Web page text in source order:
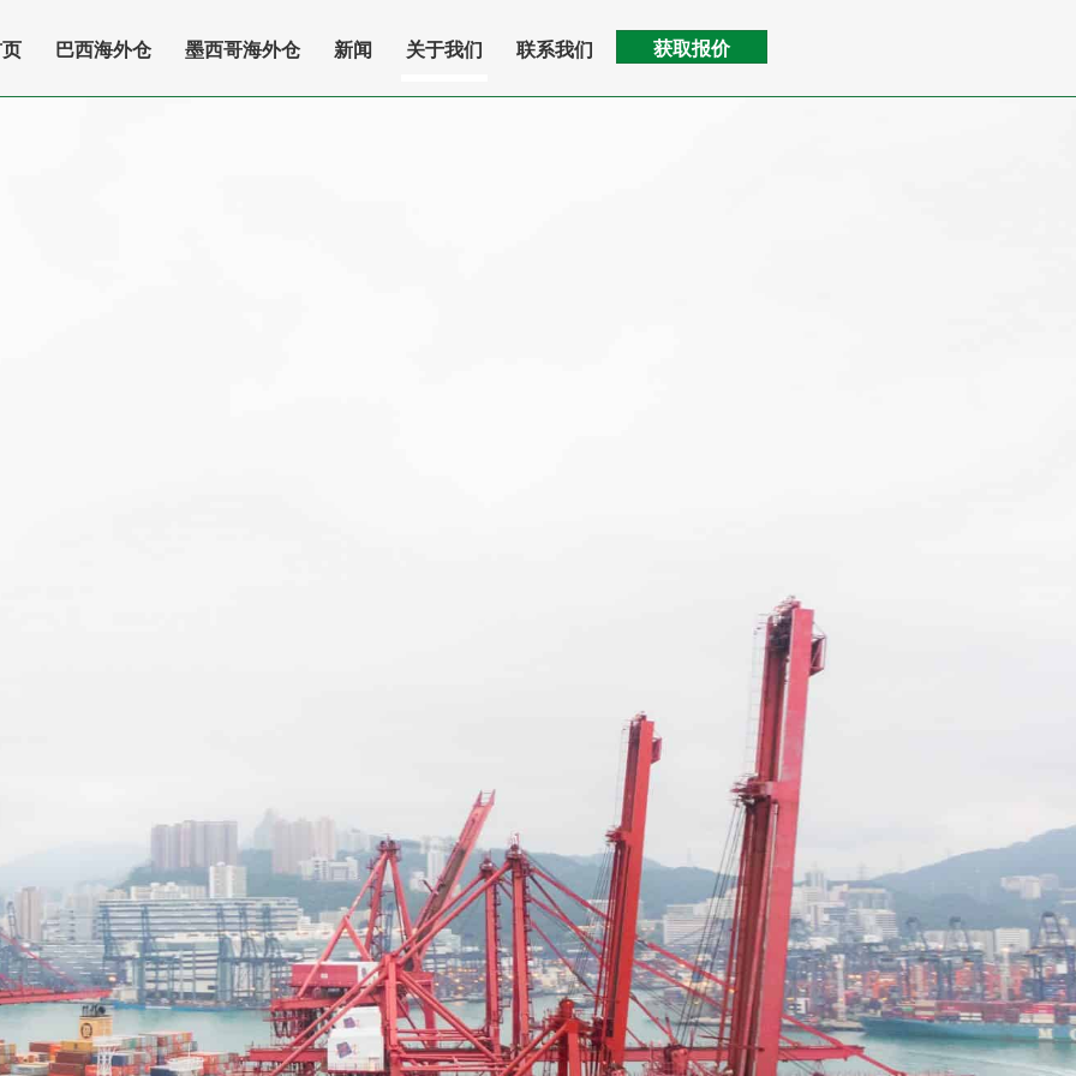
巴西海外仓 墨西哥海外仓 新闻 关于我们 联系我们 获取报价